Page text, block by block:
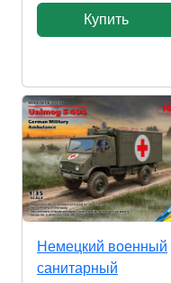
Купить
Немецкий военный
санитарный